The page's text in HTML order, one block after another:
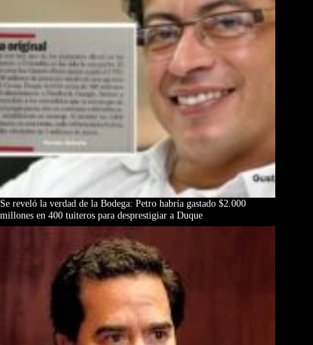
Se reveló la verdad de la Bodega: Petro habría gastado $2.000
millones en 400 tuiteros para desprestigiar a Duque